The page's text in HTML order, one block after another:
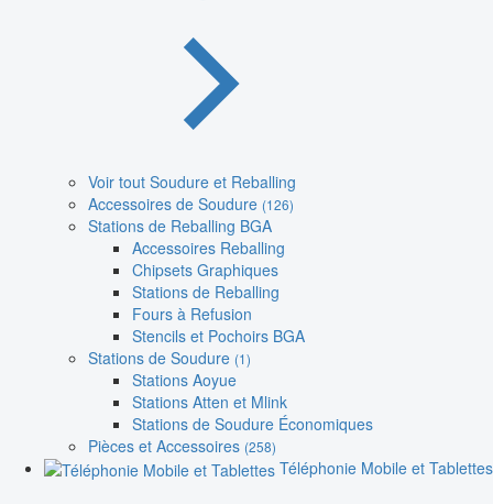
Voir tout Soudure et Reballing
Accessoires de Soudure (126)
Stations de Reballing BGA
Accessoires Reballing
Chipsets Graphiques
Stations de Reballing
Fours à Refusion
Stencils et Pochoirs BGA
Stations de Soudure (1)
Stations Aoyue
Stations Atten et Mlink
Stations de Soudure Économiques
Pièces et Accessoires (258)
Téléphonie Mobile et Tablettes